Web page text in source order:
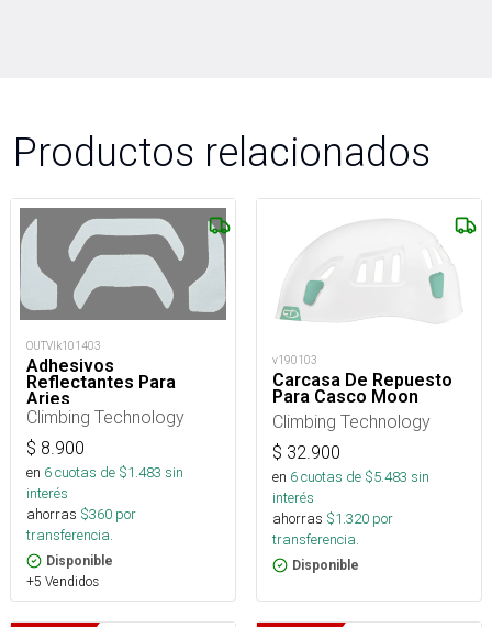
Productos relacionados
OUTVlk101403
Adhesivos
Reflectantes Para
Aries
Climbing Technology
$ 8.900
en 6cuotas de $1.483 sin
interés
ahorras $360 por
transferencia.
Disponible
+5 Vendidos
v190103
Carcasa De Repuesto
Para Casco Moon
Climbing Technology
$ 32.900
en 6cuotas de $5.483 sin
interés
ahorras $1.320 por
transferencia.
Disponible